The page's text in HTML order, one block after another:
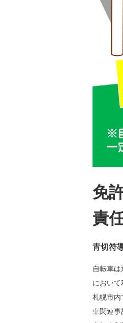
免
責
青切符
自転車
において
札幌市内
車関連事